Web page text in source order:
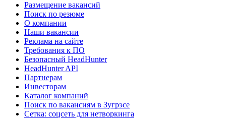
Размещение вакансий
Поиск по резюме
О компании
Наши вакансии
Реклама на сайте
Требования к ПО
Безопасный HeadHunter
HeadHunter API
Партнерам
Инвесторам
Каталог компаний
Поиск по вакансиям в Зугрэсе
Сетка: соцсеть для нетворкинга